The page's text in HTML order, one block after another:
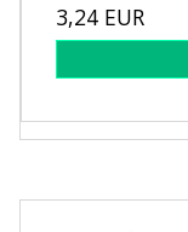
3,24 EUR